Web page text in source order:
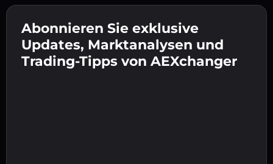
Gib deine Krypto-Wallet-Adresse ein 👉 fahre
mit dem nächsten Schritt fort.
Bestätige deine Identität 👉 fahre mit dem
letzten Schritt fort.
Sende die Einzahlung 👉 erhalte Krypto oder
Fiat in deiner Wallet.
Abonnieren Sie exklusive
Updates, Marktanalysen und
Trading-Tipps von AEXchanger